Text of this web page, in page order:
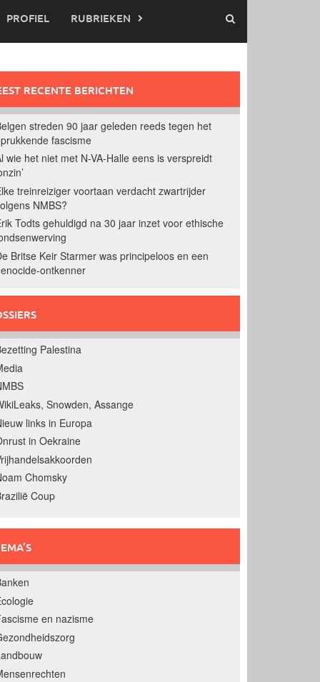
PROFIEL RUBRIEKEN
RECENTE BERICHTEN
streden 90 jaar geleden reeds tegen het
fascisme
wie het niet met N-VA-Halle eens is verspreidt
treinreiziger voortaan verdacht zwartrijder
NMBS?
Todts gehuldigd na 30 jaar inzet voor ethische
Britse Keir Starmer was principeloos en een
ontkenner
Palestina
Snowden, Assange
links in Europa
in Oekraine
Chomsky
Coup
en nazisme